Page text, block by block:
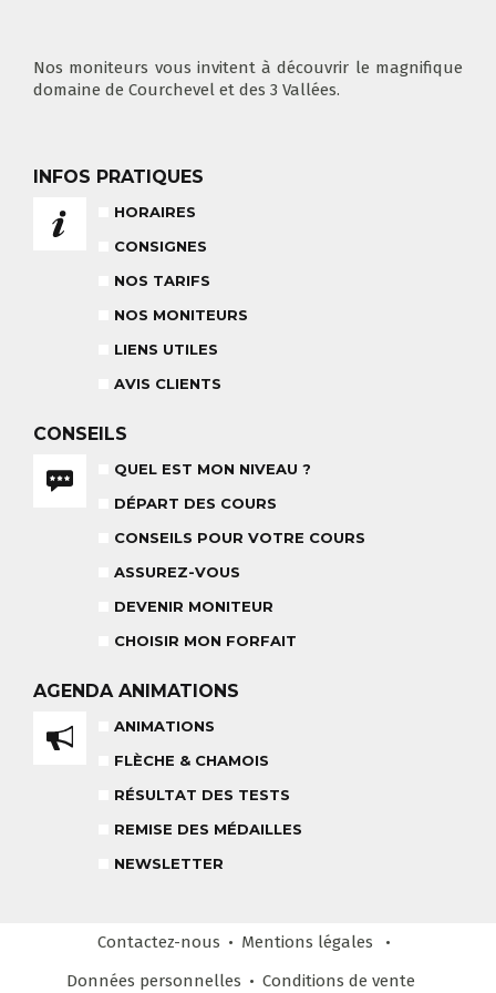
À SKI
NOS TARIFS
POUR CET HIVER
NOS MONITEURS
& PARTENAIRES
LIEUX DE RASSEMBLEMENTS
CONSEILS POUR VOTRE COURS
CONSEILS AUX PARENTS
ASSUREZ-VOUS
DEVENIR MONITEUR
TOUS LES JOURS
RÉSULTAT DES TESTS
LE VENDREDI
BABY CLUB
18 MOIS À 3 ANS
COURS DE SKI ENFANTS & TEAM
COURS PRIVÉ APRÈS-MIDI
À PARTIR DE 260€
Nos moniteurs vous invitent à découvrir le magnifique
domaine de Courchevel et des 3 Vallées.
INFOS PRATIQUES
HORAIRES
CONSIGNES
NOS TARIFS
NOS MONITEURS
LIENS UTILES
AVIS CLIENTS
CONSEILS
QUEL EST MON NIVEAU ?
DÉPART DES COURS
CONSEILS POUR VOTRE COURS
ASSUREZ-VOUS
DEVENIR MONITEUR
CHOISIR MON FORFAIT
AGENDA ANIMATIONS
ANIMATIONS
FLÈCHE & CHAMOIS
RÉSULTAT DES TESTS
REMISE DES MÉDAILLES
NEWSLETTER
Contactez-nous
Mentions légales
Données personnelles
Conditions de vente